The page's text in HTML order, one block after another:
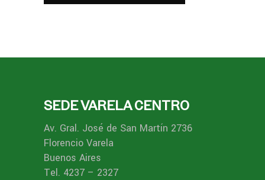
SEDE VARELA CENTRO
Av. Gral. José de San Martín 2736
Florencio Varela
Buenos Aires
Tel. 4237 – 2327